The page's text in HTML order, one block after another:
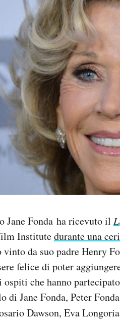
Jane Fonda ha ricevuto il
Institutedurante una
da suo padre Henry
felice di poter
che hanno
di Jane Fonda, Peter
Dawson, Eva